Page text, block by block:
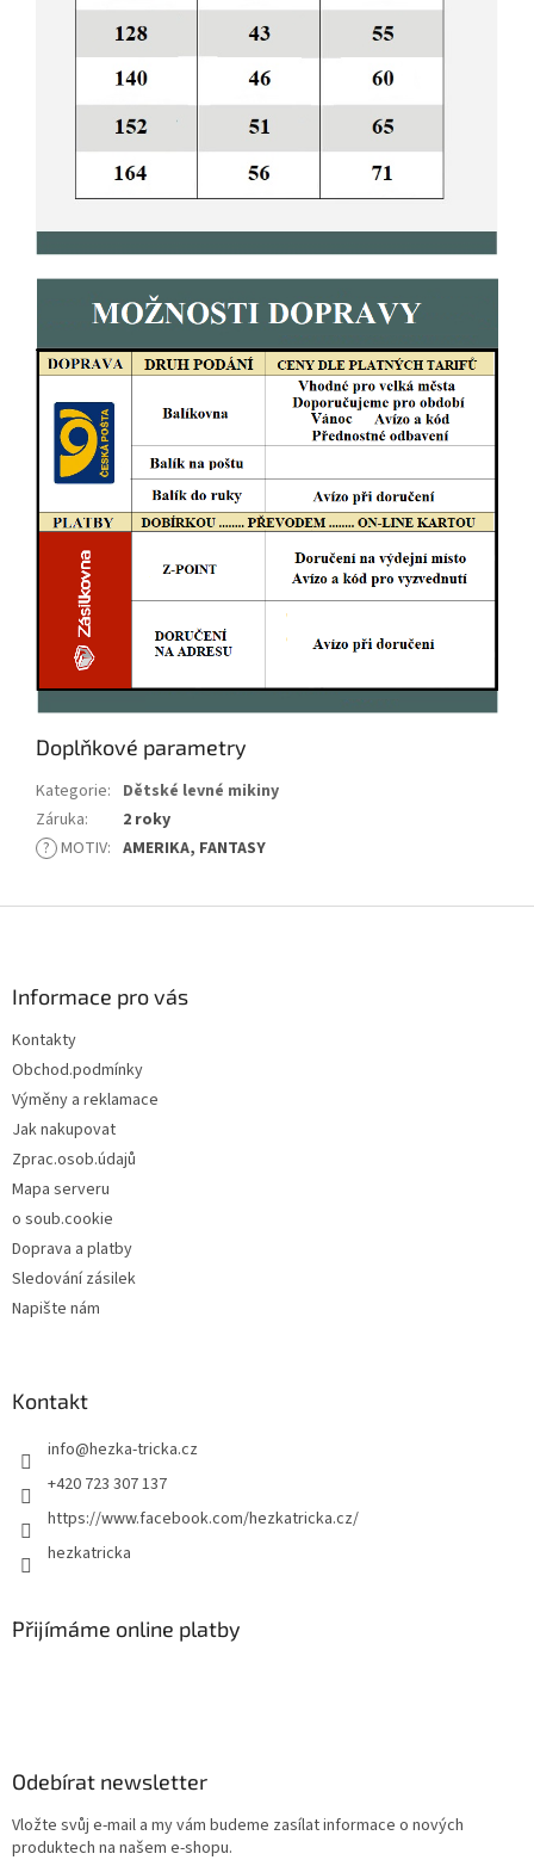
Doplňkové parametry
Kategorie: Dětské levné mikiny
Záruka:
2 roky
? MOTIV: AMERIKA, FANTASY
Informace pro vás
Kontakty
Obchod.podmínky
Výměny a reklamace
Jak nakupovat
Zprac.osob.údajů
Mapa serveru
o soub.cookie
Doprava a platby
Sledování zásilek
Napište nám
Kontakt
info@hezka-tricka.cz
+420 723 307 137
https://www.facebook.com/hezkatricka.cz/
hezkatricka
Přijímáme online platby
Odebírat newsletter
Vložte svůj e-mail a my vám budeme zasílat informace o nových
produktech na našem e-shopu.